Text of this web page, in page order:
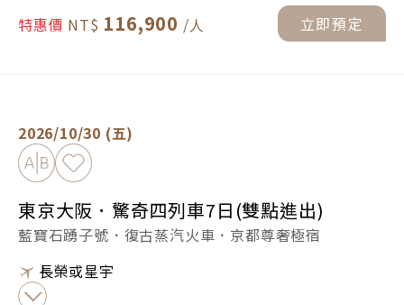
特惠價 116,900 立即預定
2026/10/30 (五)
加入比較加入最愛
東京大阪．驚奇四列車7日(雙點進出)
藍寶石踴子號．復古蒸汽火車．京都尊奢極宿
長榮或星宇